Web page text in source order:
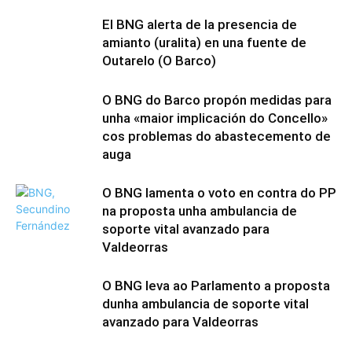
El BNG alerta de la presencia de
amianto (uralita) en una fuente de
Outarelo (O Barco)
O BNG do Barco propón medidas para
unha «maior implicación do Concello»
cos problemas do abastecemento de
auga
O BNG lamenta o voto en contra do PP
na proposta unha ambulancia de
soporte vital avanzado para
Valdeorras
O BNG leva ao Parlamento a proposta
dunha ambulancia de soporte vital
avanzado para Valdeorras